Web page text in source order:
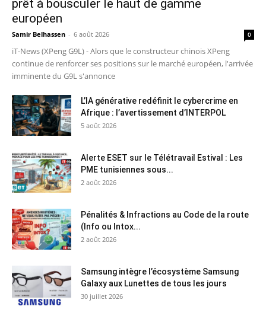
prêt à bousculer le haut de gamme
européen
Samir Belhassen - 6 août 2026 0
iT-News (XPeng G9L) - Alors que le constructeur chinois XPeng
continue de renforcer ses positions sur le marché européen, l'arrivée
imminente du G9L s'annonce
L’IA générative redéfinit le cybercrime en
Afrique : l’avertissement d’INTERPOL
5 août 2026
Alerte ESET sur le Télétravail Estival : Les
PME tunisiennes sous...
2 août 2026
Pénalités & Infractions au Code de la route
(Info ou Intox...
2 août 2026
Samsung intègre l’écosystème Samsung
Galaxy aux Lunettes de tous les jours
30 juillet 2026